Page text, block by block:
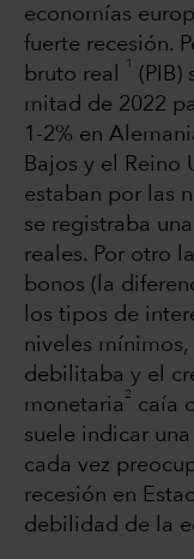
economías
fuerte recesión.
bruto real
1
(PIB)
mitad de 2022
1-2% en
Bajos y el Reino
estaban por las
se registraba
reales. Por otro
bonos (la
los tipos de
niveles mínimos,
debilitaba y el
monetaria
2
caía
suele indicar
cada vez
recesión en
debilidad de la